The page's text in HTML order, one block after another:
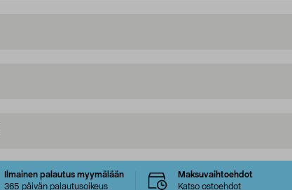
Ilmainen palautus myymälään
365 päivän palautusoikeus
Maksuvaihtoehdot
Katso ostoehdot